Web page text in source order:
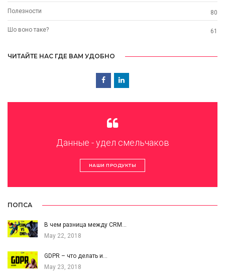
Полезности 80
Шо воно таке? 61
ЧИТАЙТЕ НАС ГДЕ ВАМ УДОБНО
Данные - удел смельчаков
НАШИ ПРОДУКТЫ
ПОПСА
В чем разница между CRM…
May 22, 2018
GDPR – что делать и…
May 23, 2018